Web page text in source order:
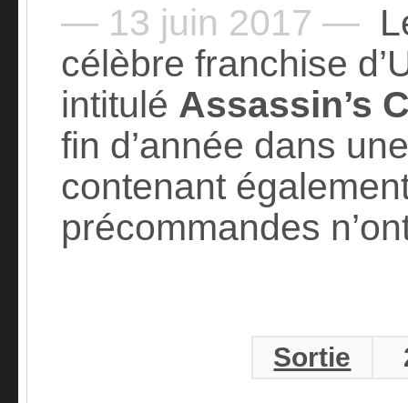
— 13 juin 2017 —
célèbre franchise
intitulé Assassin’s
fin d’année dans
contenant
précommandes
Sortie